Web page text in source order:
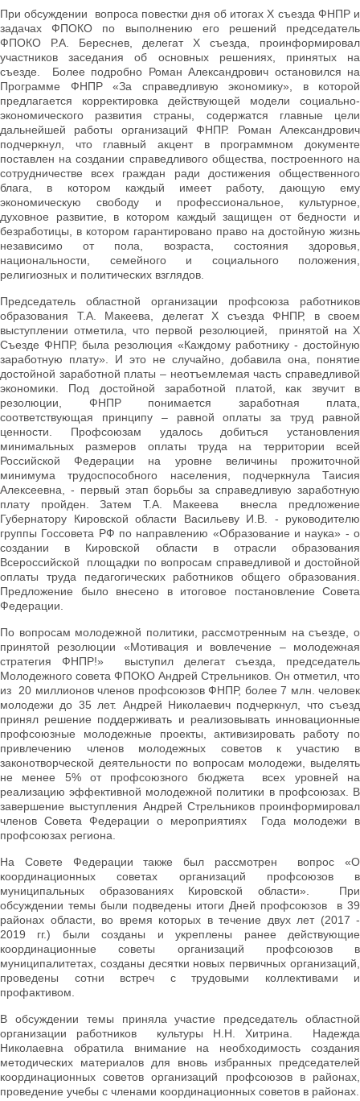
При обсуждении вопроса повестки дня об итогах X съезда ФНПР и
задачах ФПОКО по выполнению его решений председатель
ФПОКО Р.А. Береснев, делегат Х съезда, проинформировал
участников заседания об основных решениях, принятых на
съезде. Более подробно Роман Александрович остановился на
Программе ФНПР «За справедливую экономику», в которой
предлагается корректировка действующей модели социально-
экономического развития страны, содержатся главные цели
дальнейшей работы организаций ФНПР. Роман Александрович
подчеркнул, что главный акцент в программном документе
поставлен на создании справедливого общества, построенного на
сотрудничестве всех граждан ради достижения общественного
блага, в котором каждый имеет работу, дающую ему
экономическую свободу и профессиональное, культурное,
духовное развитие, в котором каждый защищен от бедности и
безработицы, в котором гарантировано право на достойную жизнь
независимо от пола, возраста, состояния здоровья,
национальности, семейного и социального положения,
религиозных и политических взглядов.
Председатель областной организации профсоюза работников
образования Т.А. Макеева, делегат Х съезда ФНПР, в своем
выступлении отметила, что первой резолюцией, принятой на X
Съезде ФНПР, была резолюция «Каждому работнику - достойную
заработную плату». И это не случайно, добавила она, понятие
достойной заработной платы – неотъемлемая часть справедливой
экономики. Под достойной заработной платой, как звучит в
резолюции, ФНПР понимается заработная плата,
соответствующая принципу – равной оплаты за труд равной
ценности. Профсоюзам удалось добиться установления
минимальных размеров оплаты труда на территории всей
Российской Федерации на уровне величины прожиточной
минимума трудоспособного населения, подчеркнула Таисия
Алексеевна, - первый этап борьбы за справедливую заработную
плату пройден. Затем Т.А. Макеева внесла предложение
Губернатору Кировской области Васильеву И.В. - руководителю
группы Госсовета РФ по направлению «Образование и наука» - о
создании в Кировской области в отрасли образования
Всероссийской площадки по вопросам справедливой и достойной
оплаты труда педагогических работников общего образования.
Предложение было внесено в итоговое постановление Совета
Федерации.
По вопросам молодежной политики, рассмотренным на съезде, о
принятой резолюции «Мотивация и вовлечение – молодежная
стратегия ФНПР!» выступил делегат съезда, председатель
Молодежного совета ФПОКО Андрей Стрельников. Он отметил, что
из 20 миллионов членов профсоюзов ФНПР, более 7 млн. человек
молодежи до 35 лет. Андрей Николаевич подчеркнул, что съезд
принял решение поддерживать и реализовывать инновационные
профсоюзные молодежные проекты, активизировать работу по
привлечению членов молодежных советов к участию в
законотворческой деятельности по вопросам молодежи, выделять
не менее 5% от профсоюзного бюджета всех уровней на
реализацию эффективной молодежной политики в профсоюзах. В
завершение выступления Андрей Стрельников проинформировал
членов Совета Федерации о мероприятиях Года молодежи в
профсоюзах региона.
На Совете Федерации также был рассмотрен вопрос «О
координационных советах организаций профсоюзов в
муниципальных образованиях Кировской области». При
обсуждении темы были подведены итоги Дней профсоюзов в 39
районах области, во время которых в течение двух лет (2017 -
2019 гг.) были созданы и укреплены ранее действующие
координационные советы организаций профсоюзов в
муниципалитетах, созданы десятки новых первичных организаций,
проведены сотни встреч с трудовыми коллективами и
профактивом.
В обсуждении темы приняла участие председатель областной
организации работников культуры Н.Н. Хитрина. Надежда
Николаевна обратила внимание на необходимость создания
методических материалов для вновь избранных председателей
координационных советов организаций профсоюзов в районах,
проведение учебы с членами координационных советов в районах.